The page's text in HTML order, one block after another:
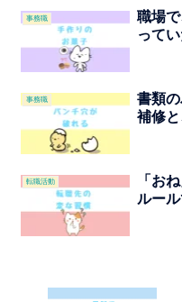
事務職
職場
って
事務職
書類
補修と
転職活動
「お
ルール